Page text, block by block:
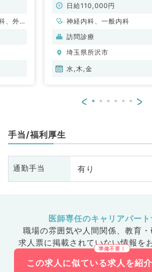
、外科
◆毎週水・木・金のうち週1曜
（神経内科・内科／非常勤）
日給110,000円
神経内科、一般内科
訪問診療
埼玉県所沢市
水,木,金
< >
手当/福利厚生
通勤手当 有り
医師専任のキャリアパー
職場の雰囲気や人間関係、 教育
求人票に掲載されていない情報を
この求人に似ている求人を紹